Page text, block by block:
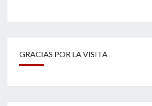
GRACIAS POR LA VISITA